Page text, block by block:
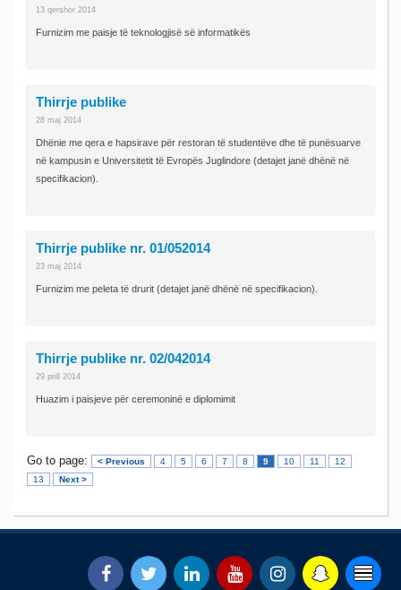
13 qershor 2014
Furnizim me paisje të teknologjisë së informatikës
Thirrje publike
28 maj 2014
Dhënie me qera e hapsirave për restoran të studentëve dhe të punësuarve
në kampusin e Universitetit të Evropës Juglindore (detajet janë dhënë në
specifikacion).
Thirrje publike nr. 01/052014
23 maj 2014
Furnizim me peleta të drurit (detajet janë dhënë në specifikacion).
Thirrje publike nr. 02/042014
29 prill 2014
Huazim i paisjeve për ceremoninë e diplomimit
Go to page: < Previous 4 5 6 7 8 9 10 11
12
13
Next >